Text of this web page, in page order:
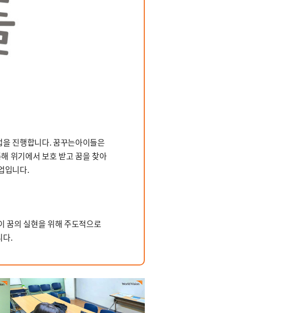
진행합니다. 꿈꾸는아이들은
위기에서 보호 받고 꿈을 찾아
입니다.
꿈의 실현을 위해 주도적으로
다.